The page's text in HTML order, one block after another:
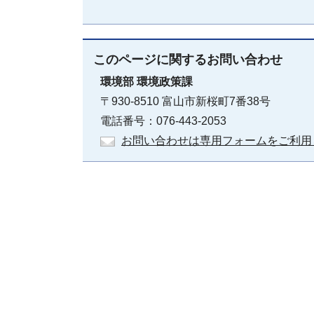
このページに関するお問い合わせ
環境部 環境政策課
〒930-8510 富山市新桜町7番38号
電話番号：076-443-2053
お問い合わせは専用フォームをご利用